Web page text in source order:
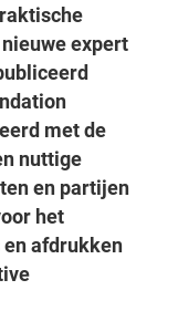
expert
met de
nuttige
en partijen
het
en afdrukken